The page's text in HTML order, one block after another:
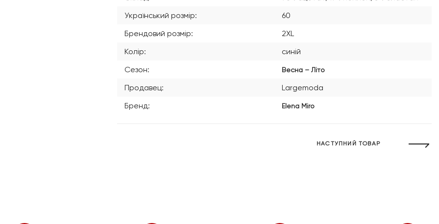
Український розмір:
60
Брендовий розмір:
2XL
Колір:
синій
Сезон:
Весна – Літо
Продавец:
Largemoda
Бренд:
Elena Miro
НАСТУПНИЙ ТОВАР